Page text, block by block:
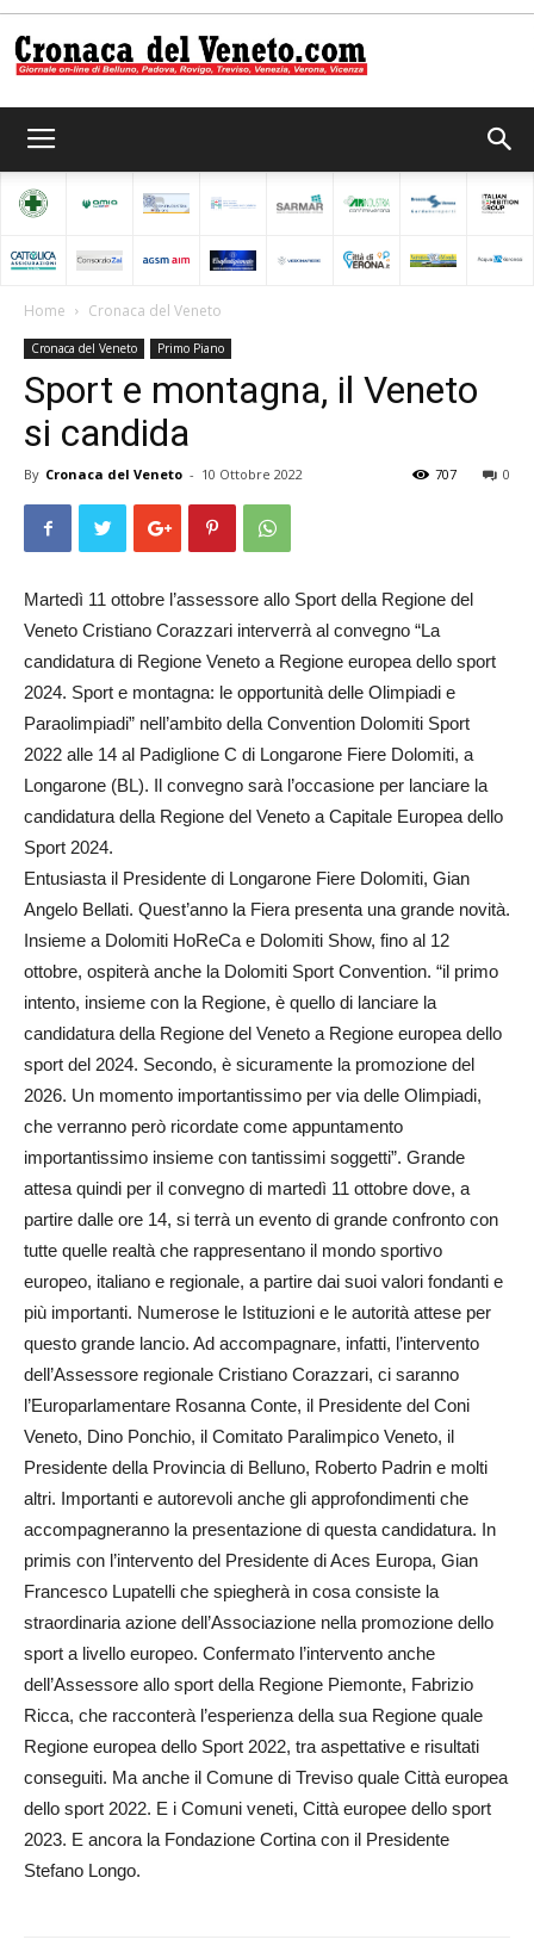
del
Home Cronaca del Veneto
Cronaca del Veneto Primo Piano
Sport e montagna, il Veneto
si candida
By Cronaca del Veneto - 10 Ottobre 2022 0
707
Martedì 11 ottobre l’assessore allo Sport della Regione del
Veneto Cristiano Corazzari interverrà al convegno “La
candidatura di Regione Veneto a Regione europea dello sport
2024. Sport e montagna: le opportunità delle Olimpiadi e
Paraolimpiadi” nell’ambito della Convention Dolomiti Sport
2022 alle 14 al Padiglione C di Longarone Fiere Dolomiti, a
Longarone (BL). Il convegno sarà l’occasione per lanciare la
candidatura della Regione del Veneto a Capitale Europea dello
Sport 2024.
Entusiasta il Presidente di Longarone Fiere Dolomiti, Gian
Angelo Bellati. Quest’anno la Fiera presenta una grande novità.
Insieme a Dolomiti HoReCa e Dolomiti Show, fino al 12
ottobre, ospiterà anche la Dolomiti Sport Convention. “il primo
intento, insieme con la Regione, è quello di lanciare la
candidatura della Regione del Veneto a Regione europea dello
sport del 2024. Secondo, è sicuramente la promozione del
2026. Un momento importantissimo per via delle Olimpiadi,
che verranno però ricordate come appuntamento
importantissimo insieme con tantissimi soggetti”. Grande
attesa quindi per il convegno di martedì 11 ottobre dove, a
partire dalle ore 14, si terrà un evento di grande confronto con
tutte quelle realtà che rappresentano il mondo sportivo
europeo, italiano e regionale, a partire dai suoi valori fondanti e
più importanti. Numerose le Istituzioni e le autorità attese per
questo grande lancio. Ad accompagnare, infatti, l’intervento
dell’Assessore regionale Cristiano Corazzari, ci saranno
l’Europarlamentare Rosanna Conte, il Presidente del Coni
Veneto, Dino Ponchio, il Comitato Paralimpico Veneto, il
Presidente della Provincia di Belluno, Roberto Padrin e molti
altri. Importanti e autorevoli anche gli approfondimenti che
accompagneranno la presentazione di questa candidatura. In
primis con l’intervento del Presidente di Aces Europa, Gian
Francesco Lupatelli che spiegherà in cosa consiste la
straordinaria azione dell’Associazione nella promozione dello
sport a livello europeo. Confermato l’intervento anche
dell’Assessore allo sport della Regione Piemonte, Fabrizio
Ricca, che racconterà l’esperienza della sua Regione quale
Regione europea dello Sport 2022, tra aspettative e risultati
conseguiti. Ma anche il Comune di Treviso quale Città europea
dello sport 2022. E i Comuni veneti, Città europee dello sport
2023. E ancora la Fondazione Cortina con il Presidente
Stefano Longo.